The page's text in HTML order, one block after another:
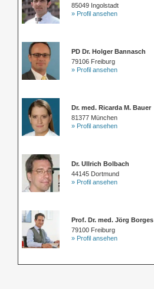
85049 Ingolstadt
» Profil ansehen
PD Dr. Holger Bannasch
79106 Freiburg
» Profil ansehen
Dr. med. Ricarda M. Bauer
81377 München
» Profil ansehen
Dr. Ullrich Bolbach
44145 Dortmund
» Profil ansehen
Prof. Dr. med. Jörg Borges
79100 Freiburg
» Profil ansehen